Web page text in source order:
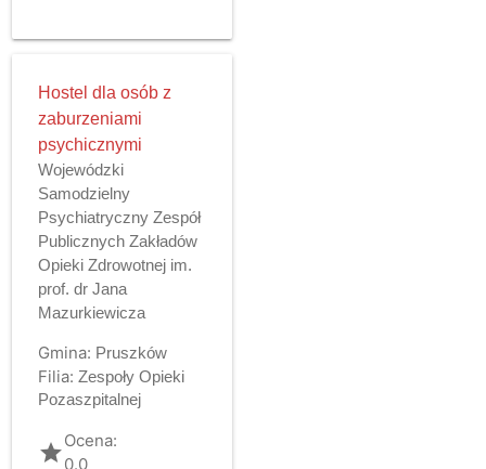
Hostel dla osób z
zaburzeniami
psychicznymi
Wojewódzki
Samodzielny
Psychiatryczny Zespół
Publicznych Zakładów
Opieki Zdrowotnej im.
prof. dr Jana
Mazurkiewicza
Gmina: Pruszków
Filia: Zespoły Opieki
Pozaszpitalnej
gradeOcena:
0.0